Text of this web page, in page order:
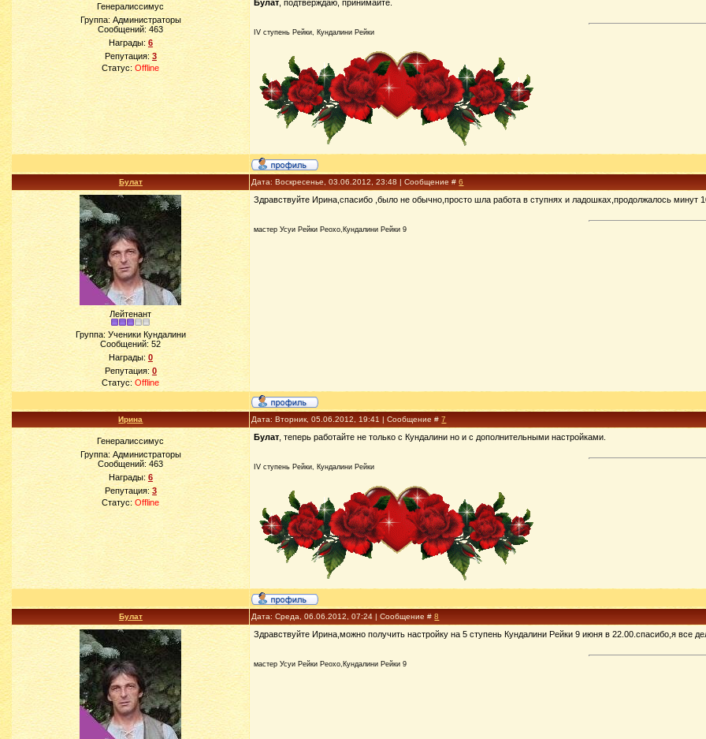
Генералиссимус
Группа: Администраторы
Сообщений:463
Награды: 6
Репутация:3
Статус:Offline
Булат , подтверждаю, принимайте.
IV ступень Рейки, Кундалини Рейки
Булат Дата: Воскресенье, 03.06.2012, 23:48 | Сообщение #6
Лейтенант
Группа: Ученики Кундалини
Сообщений:52
Награды: 0
Репутация: 0
Статус:Offline
Здравствуйте Ирина,спасибо ,было не обычно,просто шла работа в ступнях и ладошках,продолжалось минут
мастер Усуи Рейки Реохо,Кундалини Рейки 9
Ирина Дата: Вторник, 05.06.2012, 19:41 | Сообщение #7
Генералиссимус
Группа: Администраторы
Сообщений:463
Награды: 6
Репутация:3
Статус:Offline
Булат , теперь работайте не только с Кундалини но и с дополнительными настройками.
IV ступень Рейки, Кундалини Рейки
Булат Дата: Среда, 06.06.2012, 07:24 | Сообщение #8
Здравствуйте Ирина,можно получить настройку на 5 ступень Кундалини Рейки 9 июня в 22.00.спасибо,я все
мастер Усуи Рейки Реохо,Кундалини Рейки 9